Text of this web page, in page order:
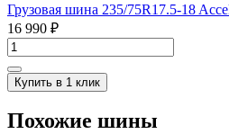
Грузовая шина 235/75R17.5-18
16 990 ₽
Купить в 1 клик
Похожие шины